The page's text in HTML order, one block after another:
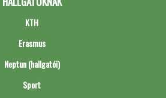
KTH
Erasmus
Neptun (hallgatói)
Sport